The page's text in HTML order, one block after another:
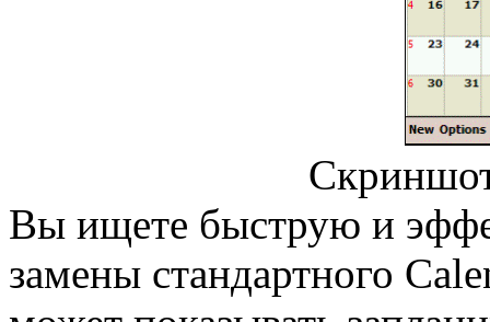
Вы ищете быструю и
замены стандартного